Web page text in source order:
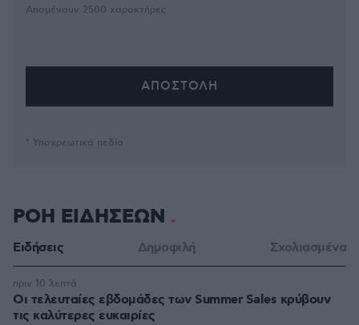
Απομένουν 2500 χαρακτήρες
* Υποχρεωτικά πεδία
ΡΟΗ ΕΙΔΗΣΕΩΝ
Ειδήσεις Δημοφιλή Σχολιασμένα
Οι τελευταίες εβδομάδες των Summer Sales κρύβουν
τις καλύτερες ευκαιρίες
πριν 10 λεπτά